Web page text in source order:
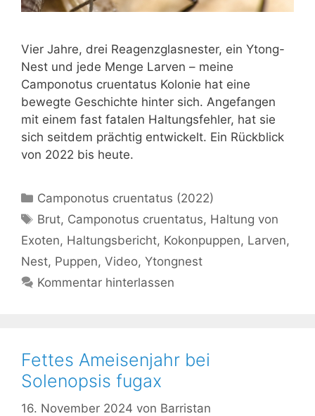
Vier Jahre, drei Reagenzglasnester, ein Ytong-
Nest und jede Menge Larven – meine
Camponotus cruentatus Kolonie hat eine
bewegte Geschichte hinter sich. Angefangen
mit einem fast fatalen Haltungsfehler, hat sie
sich seitdem prächtig entwickelt. Ein Rückblick
von 2022 bis heute.
Kategorien
Camponotus cruentatus (2022)
Schlagwörter
Brut, Camponotus cruentatus, Haltung von
Exoten, Haltungsbericht, Kokonpuppen, Larven,
Nest, Puppen, Video, Ytongnest
Kommentar hinterlassen
Fettes Ameisenjahr bei
Solenopsis fugax
16. November 2024 von Barristan